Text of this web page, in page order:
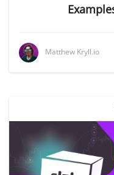
Matthew Kryll.io